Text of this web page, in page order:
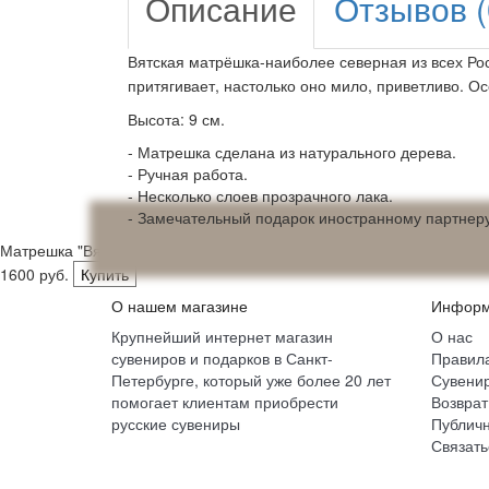
Вятская матрёшка-наиболее северная из всех
притягивает, настолько оно мило, приветливо.
Высота: 9 см.
- Матрешка сделана из натурального дерева.
- Ручная работа.
- Несколько слоев прозрачного лака.
- Замечательный подарок иностранному
Матрешка "Вятская, с цветами", 5 мест
1600 руб.
Купить
О нашем магазине
Крупнейший интернет магазин
сувениров и подарков в Санкт-
Петербурге, который уже более 20 лет
помогает клиентам приобрести
русские сувениры
О нас